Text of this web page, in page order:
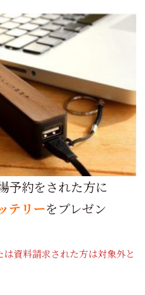
予約をされた方に
テリーをプレゼン
資料請求された方は対象外と